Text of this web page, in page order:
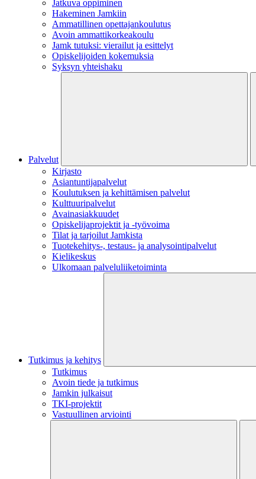
Jatkuva oppiminen
Hakeminen Jamkiin
Ammatillinen opettajankoulutus
Avoin ammattikorkeakoulu
Jamk tutuksi: vierailut ja esittelyt
Opiskelijoiden kokemuksia
Syksyn yhteishaku
Palvelut
Kirjasto
Asiantuntijapalvelut
Koulutuksen ja kehittämisen palvelut
Kulttuuripalvelut
Avainasiakkuudet
Opiskelijaprojektit​ ja -työvoima
Tilat ja tarjoilut Jamkista
Tuotekehitys-, testaus- ja analysointipalvelut
Kielikeskus
Ulkomaan palveluliiketoiminta
Tutkimus ja kehitys
Tutkimus
Avoin tiede ja tutkimus
Jamkin julkaisut
TKI-projektit
Vastuullinen arviointi